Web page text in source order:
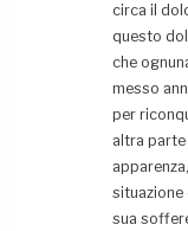
circa il
questo
che
messo
per
altra parte
situazione
sua